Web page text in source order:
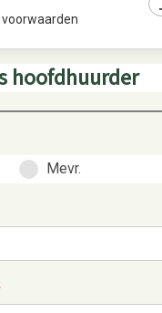
hoofdhuurder
Mevr.